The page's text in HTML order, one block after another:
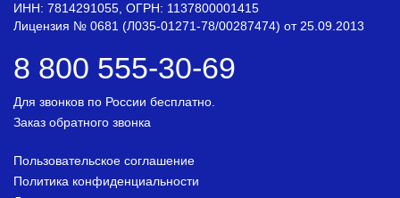
ИНН: 7814291055, ОГРН: 1137800001415
Лицензия № 0681 (Л035-01271-78/00287474) от 25.09.2013
8 800 555-30-69
Для звонков по России бесплатно.
Заказ обратного звонка
Пользовательское соглашение
Политика конфиденциальности